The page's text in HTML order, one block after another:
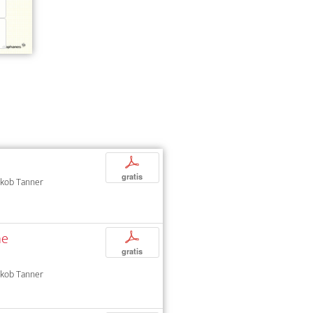
Tanner
p
gratis
Tanner
p
gratis